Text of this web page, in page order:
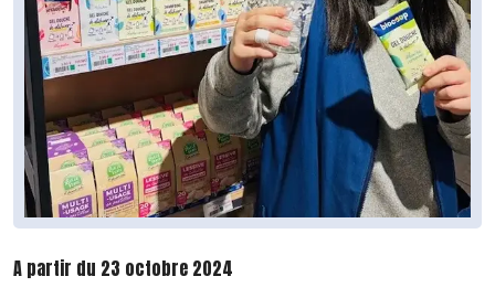
A partir du 23 octobre 2024